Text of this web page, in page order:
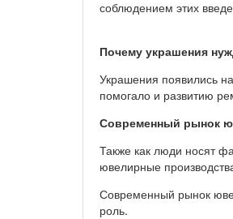
соблюдением этих
Почему украшения
Украшения появились
помогало и развитию
Современный рынок
Также как люди носят
ювелирные
Современный рынок
роль.